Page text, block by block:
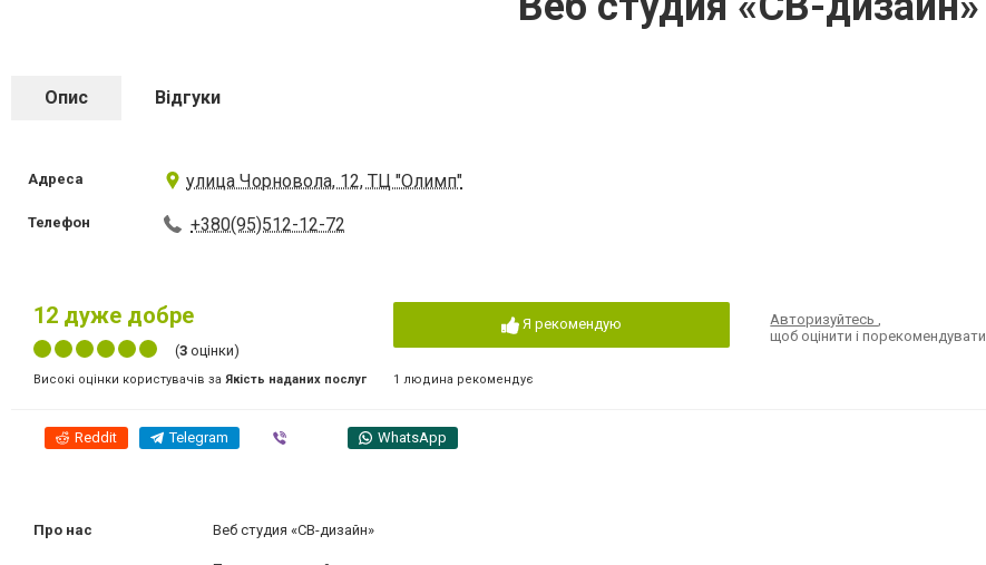
Опис Відгуки
Адреса улица Чорновола, 12, ТЦ "Олимп"
Телефон +380(95)512-12-72
12 дуже добре
(3 оцінки)
Високі оцінки користувачів за Якість наданих послуг
Я рекомендую
1 людина рекомендує
Авторизуйтесь,
щоб оцінити і порекомендувати
Reddit Telegram WhatsApp
Про нас Веб студия «СВ-дизайн»